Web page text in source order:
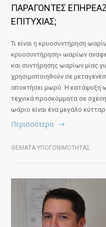
ΠΑΡΑΓΟΝΤΕΣ
ΕΠΙΤΥΧΙΑΣ;
Τι είναι η κρυοσυντήρηση
κρυοσυντήρηση» ωαρίων
και συντήρησης ωαρίων μίας
χρησιμοποιηθούν σε
αποκτήσει μωρό. H κατάψυξη
τεχνικά προσκόμματα σε
ωάριο είναι ένα μεγάλο
Περισσότερα
ΘΕΜΑΤΑ ΥΠΟΓΟΝΙΜΟΤΗΤΑΣ